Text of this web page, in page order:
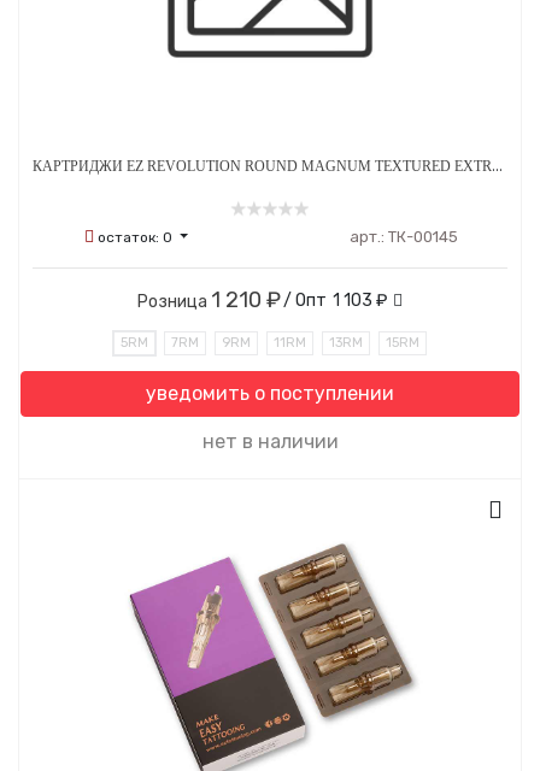
КАРТРИДЖИ EZ REVOLUTION ROUND MAGNUM TEXTURED EXTRA LONG TAPER 0.35 ММ 20 ШТ
остаток: 0 арт.: ТК-00145
Розница 1 210 ₽/ Опт 1 103 ₽
5RM 7RM 9RM 11RM 13RM 15RM
уведомить о поступлении
нет в наличии